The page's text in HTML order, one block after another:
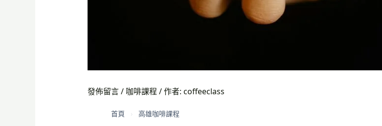
發佈留言/ 咖啡課程/ 作者: coffeeclass
首頁 › 高雄咖啡課程